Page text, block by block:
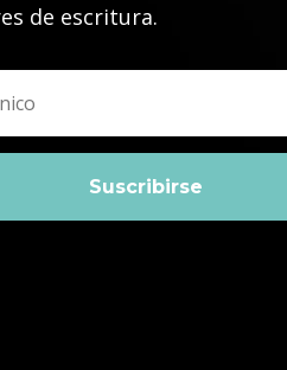
de escritura.
Suscribirse